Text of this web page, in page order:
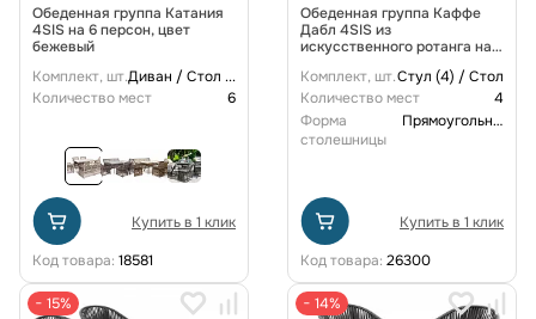
Обеденная группа Катания
4SIS на 6 персон, цвет
бежевый
Комплект, шт.Диван / Стол ...
Количество мест
6
Купить в 1 клик
Код товара: 18581
Обеденная группа Каффе
Дабл 4SIS из
искусственного ротанга на
Комплект, шт.Стул (4) / Стол
Количество мест
4
Форма
столешницы
Прямоугольная
Купить в 1 клик
Код товара: 26300
− 15% − 14%